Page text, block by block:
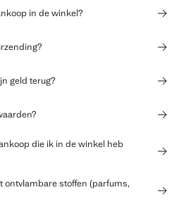
in de winkel?
geld terug?
die ik in de winkel heb
ontvlambare stoffen (parfums,